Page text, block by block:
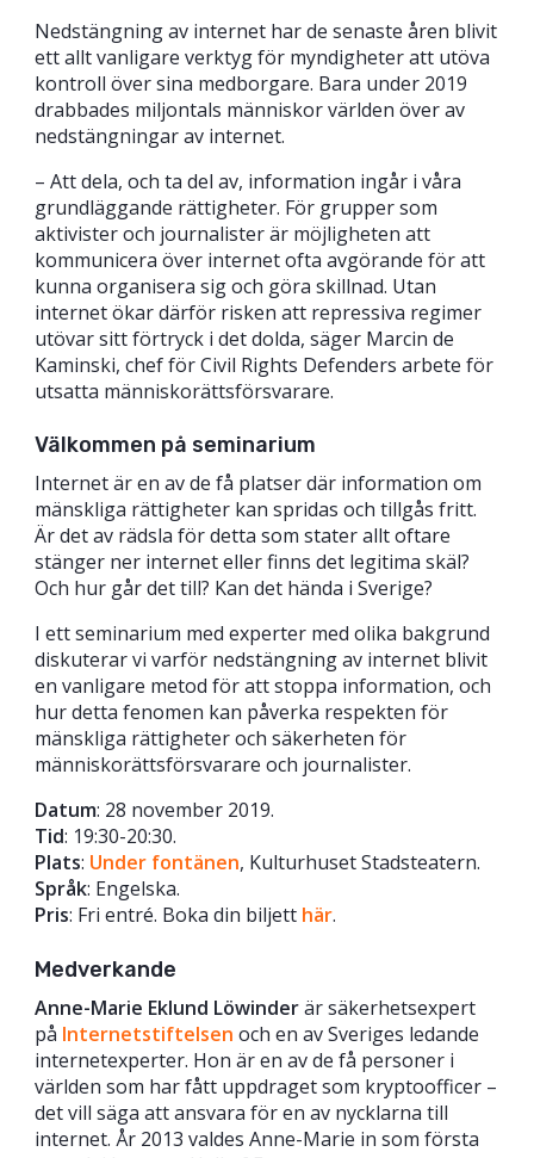
Nedstängning av internet har de senaste åren blivit
ett allt vanligare verktyg för myndigheter att utöva
kontroll över sina medborgare. Bara under 2019
drabbades miljontals människor världen över av
nedstängningar av internet.
– Att dela, och ta del av, information ingår i våra
grundläggande rättigheter. För grupper som
aktivister och journalister är möjligheten att
kommunicera över internet ofta avgörande för att
kunna organisera sig och göra skillnad. Utan
internet ökar därför risken att repressiva regimer
utövar sitt förtryck i det dolda, säger Marcin de
Kaminski, chef för Civil Rights Defenders arbete för
utsatta människorättsförsvarare.
Välkommen på seminarium
Internet är en av de få platser där information om
mänskliga rättigheter kan spridas och tillgås fritt.
Är det av rädsla för detta som stater allt oftare
stänger ner internet eller finns det legitima skäl?
Och hur går det till? Kan det hända i Sverige?
I ett seminarium med experter med olika bakgrund
diskuterar vi varför nedstängning av internet blivit
en vanligare metod för att stoppa information, och
hur detta fenomen kan påverka respekten för
mänskliga rättigheter och säkerheten för
människorättsförsvarare och journalister.
Datum: 28 november 2019.
Tid: 19:30-20:30.
Plats: Under fontänen, Kulturhuset Stadsteatern.
Språk: Engelska.
Pris: Fri entré. Boka din biljett här.
Medverkande
Anne-Marie Eklund Löwinderär säkerhetsexpert
på Internetstiftelsen och en av Sveriges ledande
internetexperter. Hon är en av de få personer i
världen som har fått uppdraget som kryptoofficer –
det vill säga att ansvara för en av nycklarna till
internet. År 2013 valdes Anne-Marie in som första